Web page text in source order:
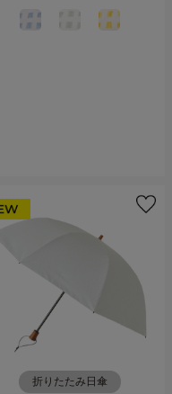
折りたたみ日傘